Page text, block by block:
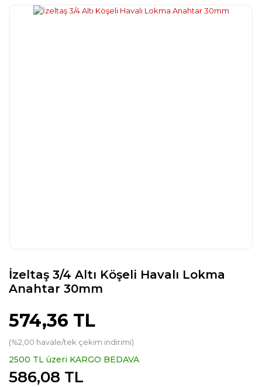
İzeltaş 3/4 Altı Köşeli Havalı Lokma
Anahtar 30mm
574,36 TL
(%2,00 havale/tek çekim indirimi)
2500 TL üzeri KARGO BEDAVA
586,08 TL